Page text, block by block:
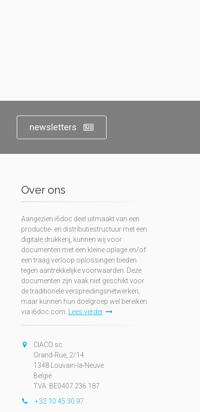
newsletters
Over ons
Aangezien i6doc deel uitmaakt van een
productie- en distributiestructuur met een
digitale drukkerij, kunnen wij voor
documenten met een kleine oplage en/of
een traag verloop oplossingen bieden
tegen aantrekkelijke voorwaarden. Deze
documenten zijn vaak niet geschikt voor
de traditionele verspreidingsnetwerken,
maar kunnen hun doelgroep wel bereiken
via i6doc.com.
Lees verder
CIACO sc
Grand-Rue, 2/14
1348 Louvain-la-Neuve
België
TVA: BE0407.236.187
+32 10 45 30 97